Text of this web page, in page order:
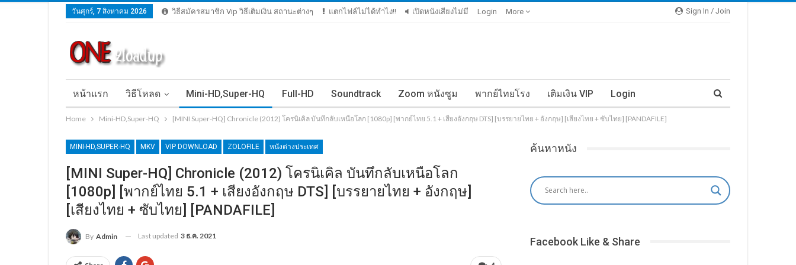
Sign In / Join
วันศุกร์, 7 สิงหาคม 2026 วิธีสมัครสมาชิก Vip วิธีเติมเงิน สถานะต่างๆ แตกไฟล์ไม่ได้ทำไง!! เปิดหนังเสียงไม่มี Login More
หน้าแรก วิธีโหลด Mini-HD,Super-HQ Full-HD Soundtrack Zoom หนังซูม พากย์ไทยโรง เติมเงิน VIP Login
Home Mini-HD,Super-HQ [MINI Super-HQ] Chronicle (2012) โครนิเคิล บันทึกลับเหนือโลก [1080p] [พากย์ไทย 5.1 + เสียงอังกฤษ DTS] [บรรยายไทย + อังกฤษ] [เสียงไทย + ซับไทย] [PANDAFILE]
MINI-HD,SUPER-HQ MKV VIP DOWNLOAD ZOLOFILE หนังต่างประเทศ
[MINI Super-HQ] Chronicle (2012) โครนิเคิล บันทึกลับเหนือโลก
[1080p] [พากย์ไทย 5.1 + เสียงอังกฤษ DTS] [บรรยายไทย + อังกฤษ]
[เสียงไทย + ซับไทย] [PANDAFILE]
By Admin Last updated 3 ธ.ค. 2021
ค้นหาหนัง
Facebook Like & Share